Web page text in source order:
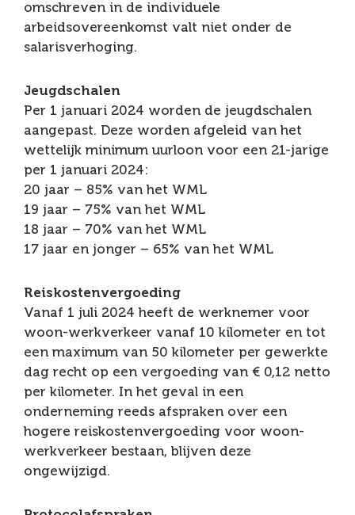
omschreven in de individuele
arbeidsovereenkomst valt niet onder de
salarisverhoging.
Jeugdschalen
Per 1 januari 2024 worden de jeugdschalen
aangepast. Deze worden afgeleid van het
wettelijk minimum uurloon voor een 21-jarige
per 1 januari 2024:
20 jaar – 85% van het WML
19 jaar – 75% van het WML
18 jaar – 70% van het WML
17 jaar en jonger – 65% van het WML
Reiskostenvergoeding
Vanaf 1 juli 2024 heeft de werknemer voor
woon-werkverkeer vanaf 10 kilometer en tot
een maximum van 50 kilometer per gewerkte
dag recht op een vergoeding van € 0,12 netto
per kilometer. In het geval in een
onderneming reeds afspraken over een
hogere reiskostenvergoeding voor woon-
werkverkeer bestaan, blijven deze
ongewijzigd.